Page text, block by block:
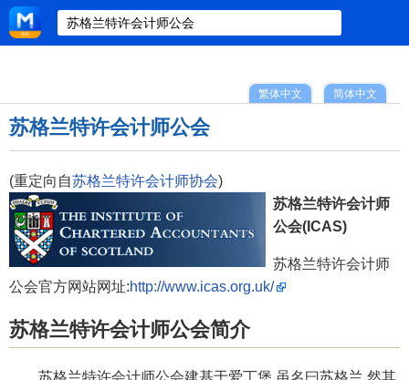
简体中文
繁体中文
苏格兰特许会计师公会
(重定向自苏格兰特许会计师协会)
苏格兰特许会计师
公会(ICAS)
苏格兰特许会计师
公会官方网站网址:http://www.icas.org.uk/
苏格兰特许会计师公会简介
苏格兰特许会计师公会建基于爱丁堡,虽名曰苏格兰,然其